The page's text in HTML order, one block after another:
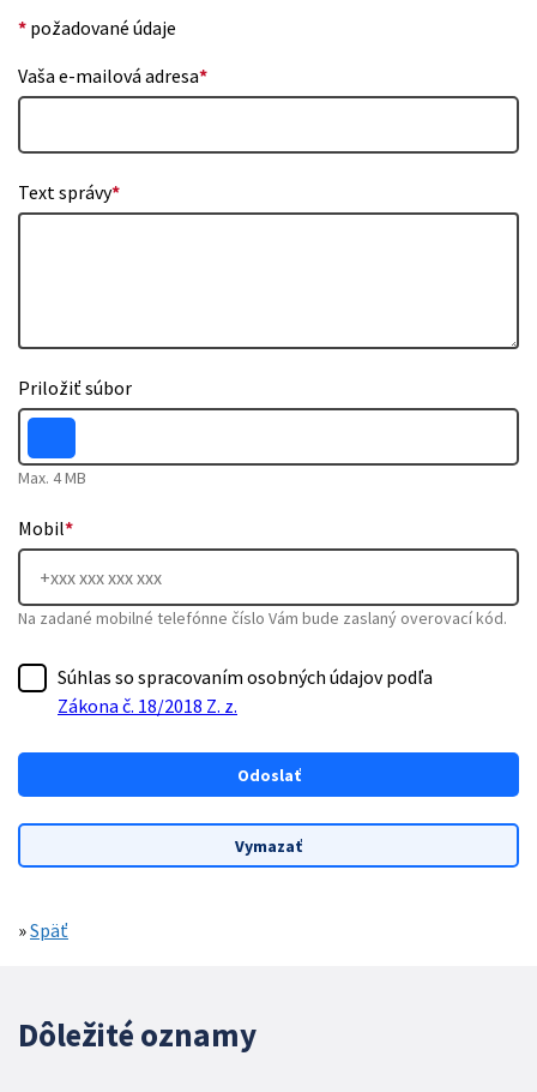
* požadované údaje
Vaša e-mailová adresa*
Text správy*
Priložiť súbor
Max. 4 MB
Mobil*
Na zadané mobilné telefónne číslo Vám bude zaslaný overovací kód.
Súhlas so spracovaním osobných údajov podľa
Zákona č. 18/2018 Z. z.
»Späť
Dôležité oznamy